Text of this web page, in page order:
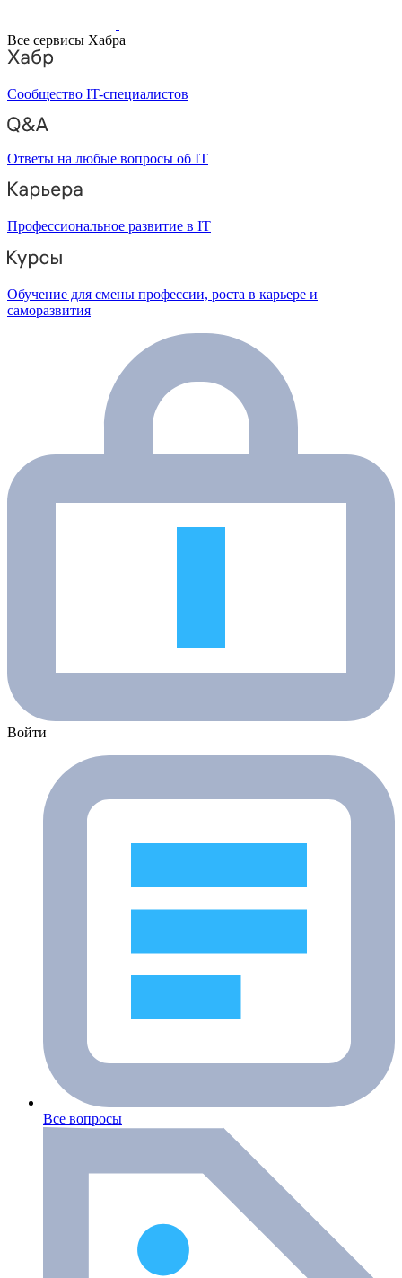
Все сервисы Хабра
Сообщество IT-специалистов
Ответы на любые вопросы об IT
Профессиональное развитие в IT
Обучение для смены профессии, роста в карьере и
саморазвития
Войти
Все вопросы